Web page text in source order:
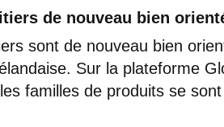
de nouveau bien
sont de nouveau bien
Sur la plateforme
familles de produits se